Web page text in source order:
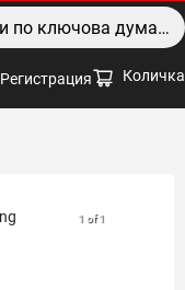
Регистрация Количка
1 of 1